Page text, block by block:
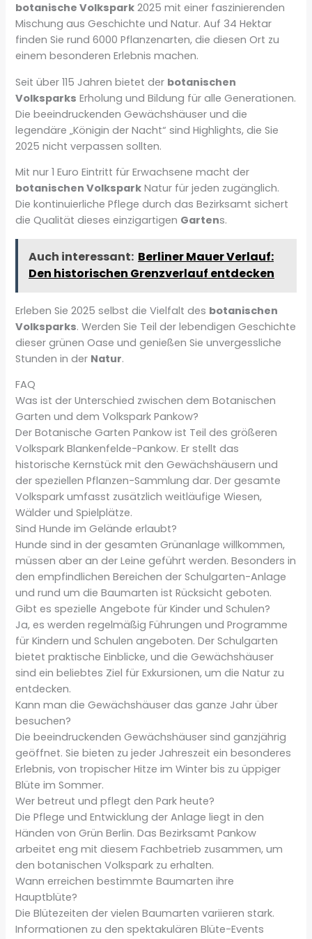
botanische Volkspark 2025 mit einer faszinierenden
Mischung aus Geschichte und Natur. Auf 34 Hektar
finden Sie rund 6000 Pflanzenarten, die diesen Ort zu
einem besonderen Erlebnis machen.
Seit über 115 Jahren bietet der botanischen
Volksparks Erholung und Bildung für alle Generationen.
Die beeindruckenden Gewächshäuser und die
legendäre „Königin der Nacht“ sind Highlights, die Sie
2025 nicht verpassen sollten.
Mit nur 1 Euro Eintritt für Erwachsene macht der
botanischen Volkspark Natur für jeden zugänglich.
Die kontinuierliche Pflege durch das Bezirksamt sichert
die Qualität dieses einzigartigen Gartens.
Auch interessant: Berliner Mauer Verlauf:
Den historischen Grenzverlauf entdecken
Erleben Sie 2025 selbst die Vielfalt des botanischen
Volksparks. Werden Sie Teil der lebendigen Geschichte
dieser grünen Oase und genießen Sie unvergessliche
Stunden in der Natur.
FAQ
Was ist der Unterschied zwischen dem Botanischen
Garten und dem Volkspark Pankow?
Der Botanische Garten Pankow ist Teil des größeren
Volkspark Blankenfelde-Pankow. Er stellt das
historische Kernstück mit den Gewächshäusern und
der speziellen Pflanzen-Sammlung dar. Der gesamte
Volkspark umfasst zusätzlich weitläufige Wiesen,
Wälder und Spielplätze.
Sind Hunde im Gelände erlaubt?
Hunde sind in der gesamten Grünanlage willkommen,
müssen aber an der Leine geführt werden. Besonders in
den empfindlichen Bereichen der Schulgarten-Anlage
und rund um die Baumarten ist Rücksicht geboten.
Gibt es spezielle Angebote für Kinder und Schulen?
Ja, es werden regelmäßig Führungen und Programme
für Kindern und Schulen angeboten. Der Schulgarten
bietet praktische Einblicke, und die Gewächshäuser
sind ein beliebtes Ziel für Exkursionen, um die Natur zu
entdecken.
Kann man die Gewächshäuser das ganze Jahr über
besuchen?
Die beeindruckenden Gewächshäuser sind ganzjährig
geöffnet. Sie bieten zu jeder Jahreszeit ein besonderes
Erlebnis, von tropischer Hitze im Winter bis zu üppiger
Blüte im Sommer.
Wer betreut und pflegt den Park heute?
Die Pflege und Entwicklung der Anlage liegt in den
Händen von Grün Berlin. Das Bezirksamt Pankow
arbeitet eng mit diesem Fachbetrieb zusammen, um
den botanischen Volkspark zu erhalten.
Wann erreichen bestimmte Baumarten ihre
Hauptblüte?
Die Blütezeiten der vielen Baumarten variieren stark.
Informationen zu den spektakulären Blüte-Events